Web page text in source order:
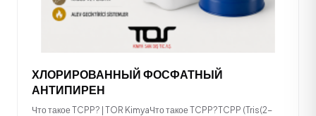
ХЛОРИРОВАННЫЙ ФОСФАТНЫЙ
АНТИПИРЕН
Что такое TCPP? | TOR KimyaЧто такое TCPP?TCPP (Tris(2-